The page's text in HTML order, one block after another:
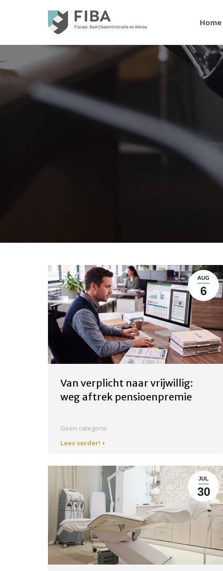
Home
AUG
6
Van verplicht naar vrijwillig:
weg aftrek pensioenpremie
Geen categorie
Lees verder!
JUL
30